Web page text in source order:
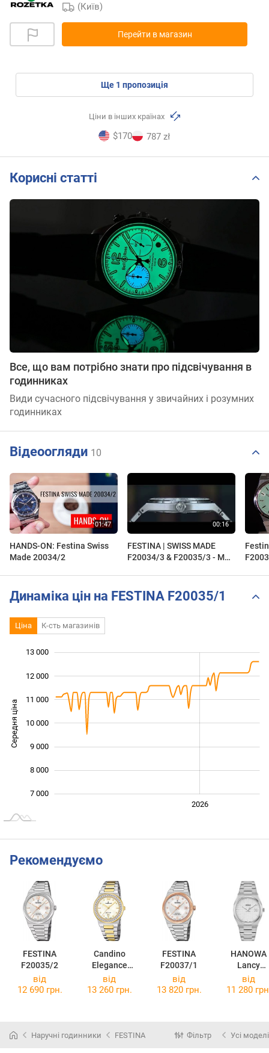
(Київ)
Перейти в магазин
ще 1 пропозиція
Ціни в інших країнах
$170 787 zł
Корисні статті
Все, що вам потрібно знати про підсвічування в
годинниках
Види сучасного підсвічування у звичайних і розумних
годинниках
Відеоогляди 10
HANDS-ON: Festina Swiss
Made 20034/2
FESTINA | SWISS MADE
F20034/3 & F20035/3 - MY
Динаміка цін на FESTINA F20035/1
Ціна К-сть магазинів
Середня ціна 10 000
7 000
8 000
9 000
10 000
11 000
12 000
13 000
2026
Рекомендуємо
FESTINA
F20035/2
Candino
Elegance
C4750/A
FESTINA
F20037/1
HANOWA
Lancy
3
від
12 690 грн.
від
13 260 грн.
від
13 820 грн.
від
11 280
Наручні годинники FESTINA Фільтр Усі моделі